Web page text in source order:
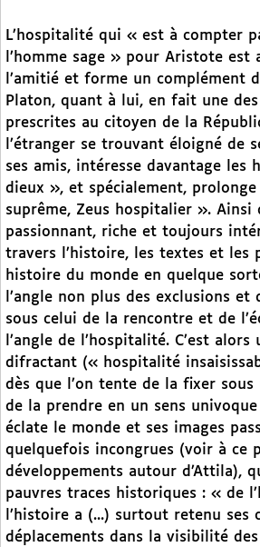
L’hospitalité qui « est à compter
l’homme sage » pour Aristote est
l’amitié et forme un complément
Platon, quant à lui, en fait une
prescrites au citoyen de la
l’étranger se trouvant éloigné de
ses amis, intéresse davantage les
dieux », et spécialement,
suprême, Zeus hospitalier ». Ainsi
passionnant, riche et toujours
travers l’histoire, les textes et les
histoire du monde en quelque
l’angle non plus des exclusions et
sous celui de la rencontre et de
l’angle de l’hospitalité. C’est alors
difractant (« hospitalité
dès que l’on tente de la fixer
de la prendre en un sens
éclate le monde et ses images
quelquefois incongrues (voir à ce
développements autour d’Attila),
pauvres traces historiques : « de
l’histoire a (...) surtout retenu ses
déplacements dans la visibilité